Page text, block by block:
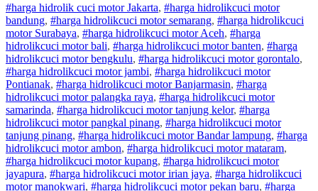
#harga hidrolik cuci motor Jakarta, #harga hidrolikcuci motor
bandung, #harga hidrolikcuci motorsemarang, #harga hidrolikcuci
motorSurabaya, #harga hidrolikcuci motorAceh, #harga
hidrolikcuci motorbali, #harga hidrolikcuci motorbanten, #harga
hidrolikcuci motorbengkulu, #harga hidrolikcuci motorgorontalo,
#harga hidrolikcuci motorjambi, #harga hidrolikcuci motor
Pontianak, #harga hidrolikcuci motorBanjarmasin, #harga
hidrolikcuci motorpalangka raya, #harga hidrolikcuci motor
samarinda, #harga hidrolikcuci motortanjung kelor, #harga
hidrolikcuci motorpangkal pinang, #harga hidrolikcuci motor
tanjung pinang, #harga hidrolikcuci motorBandar lampung, #harga
hidrolikcuci motorambon, #harga hidrolikcuci motormataram,
#harga hidrolikcuci motorkupang, #harga hidrolikcuci motor
jayapura, #harga hidrolikcuci motoririan jaya, #harga hidrolikcuci
motormanokwari, #harga hidrolikcuci motorpekan baru, #harga